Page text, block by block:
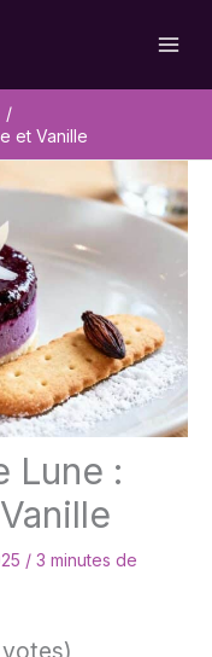
et Vanille
Lune :
/ 3 minutes de